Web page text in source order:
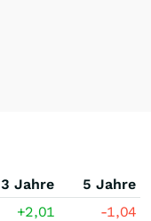
3 Jahre
5 Jahre
+2,01
-1,04